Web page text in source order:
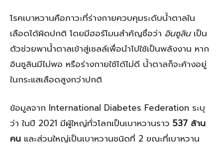
โรคเบาหวานคือภาวะที่ร่างกายควบคุมระดับน้ำตาลใน
เลือดได้ผิดปกติ โดยมีฮอร์โมนสำคัญชื่อว่า อินซูลินเป็น
ตัวช่วยพาน้ำตาลเข้าสู่เซลล์เพื่อนำไปใช้เป็นพลังงาน หาก
อินซูลินมีไม่พอ หรือร่างกายใช้ได้ไม่ดี น้ำตาลก็จะค้างอยู่
ในกระแสเลือดสูงกว่าปกติ
ข้อมูลจาก International Diabetes Federation ระบุ
ว่า ในปี 2021 มีผู้ใหญ่ทั่วโลกเป็นเบาหวานราว 537 ล้าน
คน และส่วนใหญ่เป็นเบาหวานชนิดที่ 2 ขณะที่เบาหวาน